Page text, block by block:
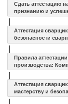
Сдать аттестацию
признанию и
|
Аттестация
безопасности
|
Правила
производства:
|
Аттестация
мастерству и
|